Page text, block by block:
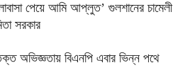
পেয়ে আমি আপ্লুত’ গুলশানের চামেলী
সরকার
অভিজ্ঞতায় বিএনপি এবার ভিন্ন পথে